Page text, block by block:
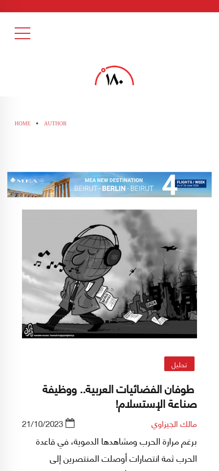
HOME AUTHOR
تحليل
طوفان الفضائيات العربية.. ووظيفة
صناعة الإستسلام!
مالك الجيزاوي 21/10/2023
برغم مرارة الحرب ومشاهدها الدموية، في قاعدة
الحرب ثمة انتصارات أوصلت المنتصرين إلى